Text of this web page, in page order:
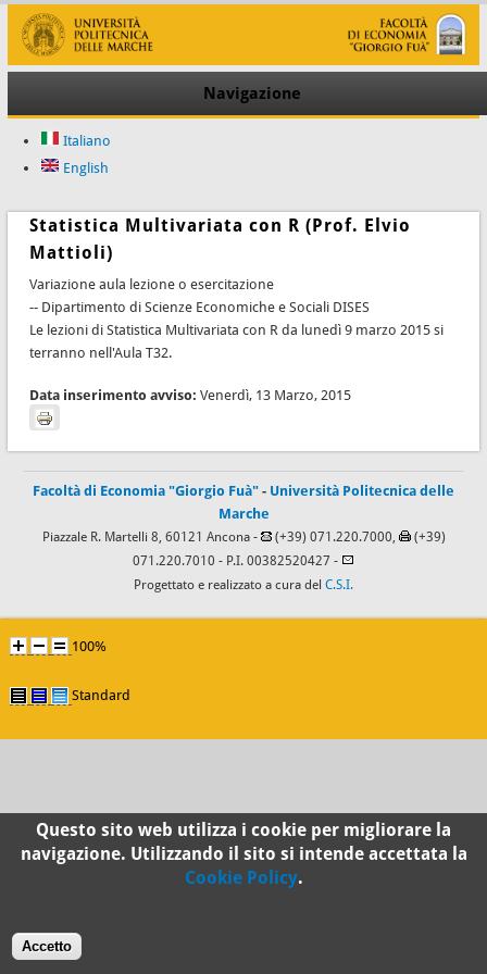
Navigazione
Italiano
English
Statistica Multivariata con R (Prof. Elvio
Mattioli)
Variazione aula lezione o esercitazione
-- Dipartimento di Scienze Economiche e Sociali DISES
Le lezioni di Statistica Multivariata con R da lunedì 9 marzo 2015 si
terranno nell'Aula T32.
Data inserimento avviso: Venerdì, 13 Marzo, 2015
Facoltà di Economia "Giorgio Fuà" - Università Politecnica delle
Marche
Piazzale R. Martelli 8, 60121 Ancona - (+39) 071.220.7000,
(+39)
071.220.7010 - P.I. 00382520427 -
Progettato e realizzato a cura del C.S.I.
100%
Standard
Questo sito web utilizza i cookie per migliorare la
navigazione. Utilizzando il sito si intende accettata la
Cookie Policy.
Accetto